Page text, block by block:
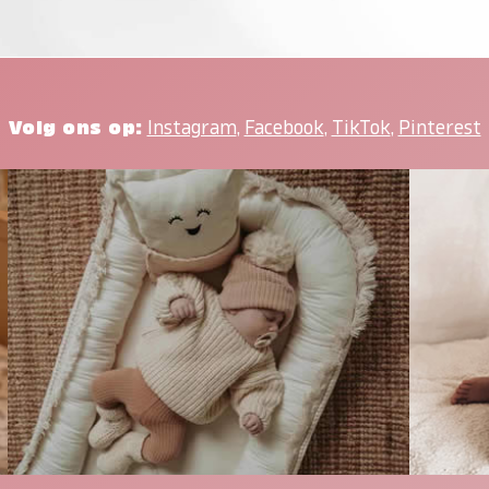
Volg ons op: Instagram, Facebook, TikTok, Pinterest